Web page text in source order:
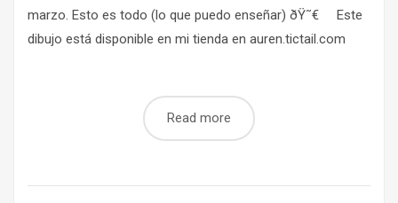
marzo. Esto es todo (lo que puedo enseñar) ðŸ˜€ Este
dibujo está disponible en mi tienda en auren.tictail.com
Read more